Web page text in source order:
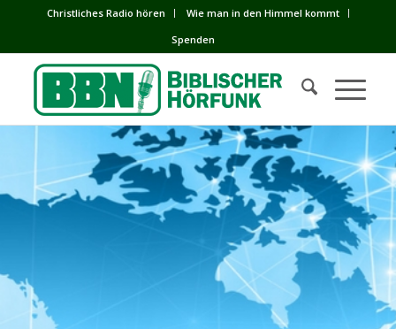
Сhristliches Radio hören
Wie man in den Himmel kommt
Spenden